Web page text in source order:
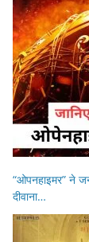
“ओपनहाइमर” ने
दीवाना…